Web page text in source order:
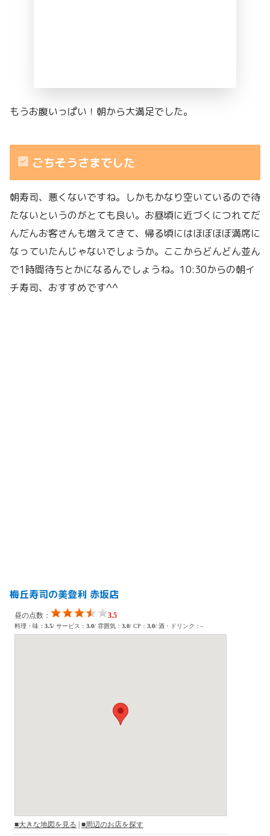
もうお腹いっぱい！朝から大満足でした。
ごちそうさまでした
朝寿司、悪くないですね。しかもかなり空いているので待
たないというのがとても良い。お昼頃に近づくにつれてだ
んだんお客さんも増えてきて、帰る頃にはほぼほぼ満席に
なっていたんじゃないでしょうか。ここからどんどん並ん
で1時間待ちとかになるんでしょうね。10:30からの朝イ
チ寿司、おすすめです^^
梅丘寿司の美登利 赤坂店